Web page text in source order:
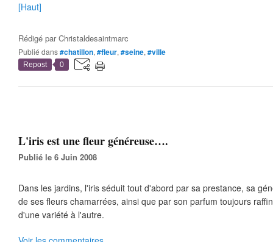
[Haut]
Rédigé parChristaldesaintmarc
Publié dans#chatillon, #fleur, #seine, #ville
Repost 0
L'iris est une fleur généreuse….
Publié le 6 Juin 2008
Dans les jardins, l'iris séduit tout d'abord par sa prestance, sa
de ses fleurs chamarrées, ainsi que par son parfum toujours
d'une variété à l'autre.